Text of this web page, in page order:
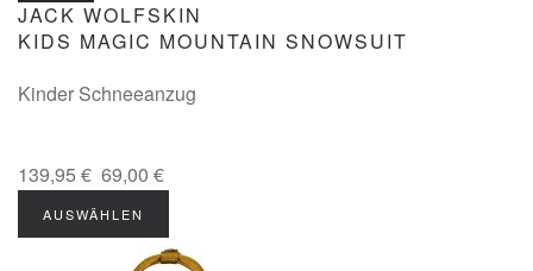
JACK WOLFSKIN
KIDS MAGIC MOUNTAIN SNOWSUIT
Kinder Schneeanzug
139,95 € 69,00 €
AUSWÄHLEN